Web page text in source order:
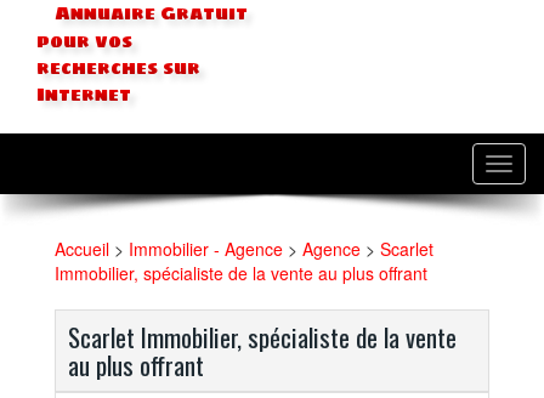
Annuaire Gratuit
pour vos
recherches sur
Internet
Accueil > Immobilier - Agence > Agence > Scarlet
Immobilier, spécialiste de la vente au plus offrant
Scarlet Immobilier, spécialiste de la vente
au plus offrant